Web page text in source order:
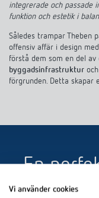
integrerade och passade
funktion och estetik i
Således trampar Theben
offensiv affär i design
förstå dem som en del av
byggadsinfrastruktur
förgrunden. Detta skapar
En
Vi använder cookies